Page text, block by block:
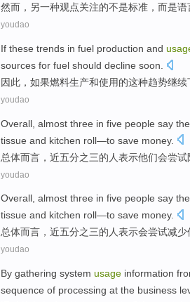
然而 ，另一种观点关注的不是标准 ， 而是语
youdao
If these trends in fuel production and
sources for fuel should decline soon
因此 ， 如果燃料生产和使用的这种趋势继续
youdao
Overall almost three in five people say
tissue and kitchen roll—to save money.
总体而言 ， 近五分之三的 人表示他们会尝试
youdao
Overall, almost three in five people say
tissue and kitchen roll—to save money.
总体而言 ， 近五分之三的人表示会尝试减少
youdao
By gathering system usage information
sequence of processing at the business